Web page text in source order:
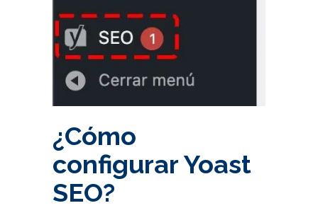
¿Cómo
configurar Yoast
SEO?